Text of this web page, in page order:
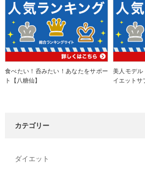
食べたい！呑みたい！あなたをサポー
ト【八糖仙】
美人モデル
イエットサ
カテゴリー
ダイエット